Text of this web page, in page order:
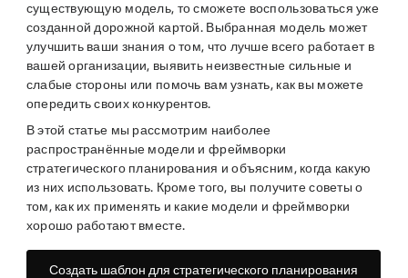
существующую модель, то сможете воспользоваться уже
созданной дорожной картой. Выбранная модель может
улучшить ваши знания о том, что лучше всего работает в
вашей организации, выявить неизвестные сильные и
слабые стороны или помочь вам узнать, как вы можете
опередить своих конкурентов.
В этой статье мы рассмотрим наиболее
распространённые модели и фреймворки
стратегического планирования и объясним, когда какую
из них использовать. Кроме того, вы получите советы о
том, как их применять и какие модели и фреймворки
хорошо работают вместе.
Создать шаблон для стратегического планирования